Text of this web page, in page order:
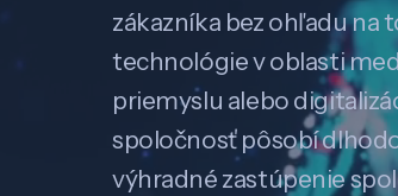
zákazníka bez ohľadu na
technológie v oblasti
priemyslu alebo
spoločnosť pôsobí
výhradné zastúpenie